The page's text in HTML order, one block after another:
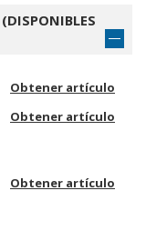
Obtener artículo
Obtener artículo
Obtener artículo